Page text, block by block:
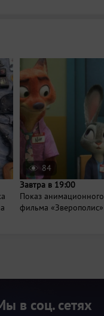
84
Завтра в 19:00
Показ анимационного
фильма «Зверополис»
в соц. сетях